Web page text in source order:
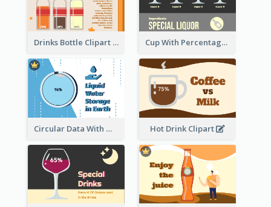
Drinks Bottle Clipart Cup With Percentage Measurement
Circular Data With Water Flow Hot Drink Clipart